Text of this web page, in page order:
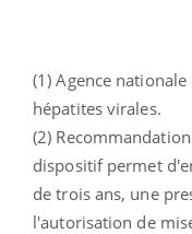
(1) Agence
hépatites virales.
(2)
dispositif permet
de trois ans, une
l'autorisation de